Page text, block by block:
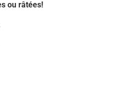
ou râtées!